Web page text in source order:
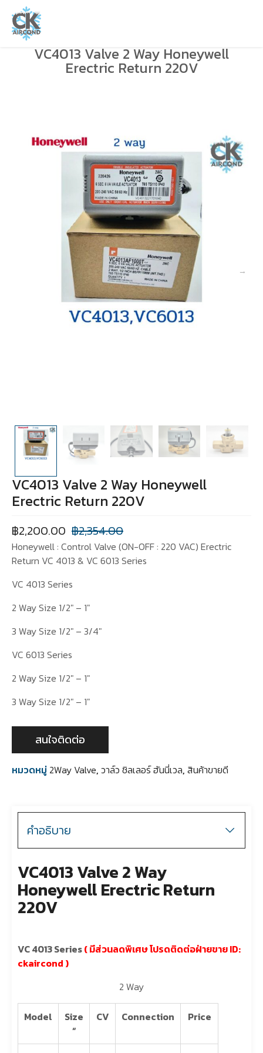
VC4013 Valve 2 Way Honeywell
Erectric Return 220V
VC4013 Valve 2 Way Honeywell
Erectric Return 220V
฿2,354.00
฿2,200.00
Honeywell : Control Valve (ON-OFF : 220 VAC) Erectric
Return VC 4013 & VC 6013 Series
VC 4013 Series
2 Way Size 1/2″ – 1″
3 Way Size 1/2″ – 3/4″
VC 6013 Series
2 Way Size 1/2″ – 1″
3 Way Size 1/2″ – 1″
สนใจติดต่อ
หมวดหมู่ 2Way Valve, วาล์ว ชิลเลอร์ ฮันนี่เวล, สินค้าขายดี
คำอธิบาย
VC4013 Valve 2 Way
Honeywell Erectric Return
220V
VC 4013 Series( มีส่วนลดพิเศษ โปรดติดต่อฝ่ายขาย ID:
ckaircond )
2 Way
Model
Size
“
CV Connection Price